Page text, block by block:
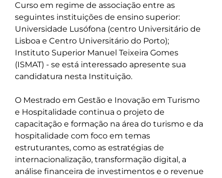
Curso em regime de associação entre as
seguintes instituições de ensino superior:
Universidade Lusófona (centro Universitário de
Lisboa e Centro Universitário do Porto);
Instituto Superior Manuel Teixeira Gomes
(ISMAT) - se está interessado apresente sua
candidatura nesta Instituição.
O Mestrado em Gestão e Inovação em Turismo
e Hospitalidade continua o projeto de
capacitação e formação na área do turismo e da
hospitalidade com foco em temas
estruturantes, como as estratégias de
internacionalização, transformação digital, a
análise financeira de investimentos e o revenue